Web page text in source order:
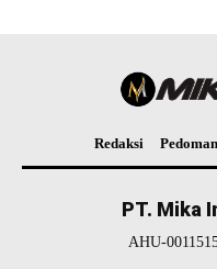
Redaksi
PT. Mika
AHU-